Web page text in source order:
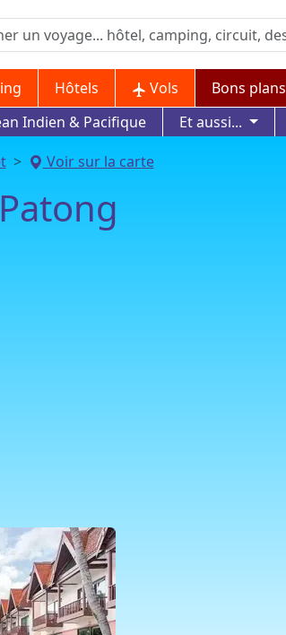
Hôtels Vols Bons plans
Indien & Pacifique Et aussi...
Voir sur la carte